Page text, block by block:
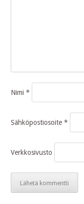
Nimi*
Sähköpostiosoite*
Verkkosivusto